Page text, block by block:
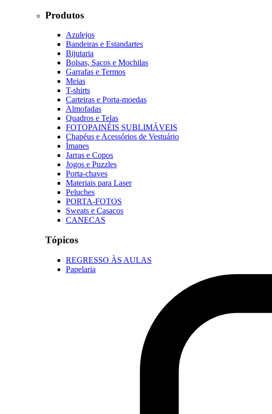
Produtos
Azulejos
Bandeiras e Estandartes
Bijutaria
Bolsas, Sacos e Mochilas
Garrafas e Termos
Meias
T-shirts
Carteiras e Porta-moedas
Almofadas
Quadros e Telas
FOTOPAINÉIS SUBLIMÁVEIS
Chapéus e Acessórios de Vestuário
Ímanes
Jarras e Copos
Jogos e Puzzles
Porta-chaves
Materiais para Laser
Peluches
PORTA-FOTOS
Sweats e Casacos
CANECAS
Tópicos
REGRESSO ÀS AULAS
Papelaria